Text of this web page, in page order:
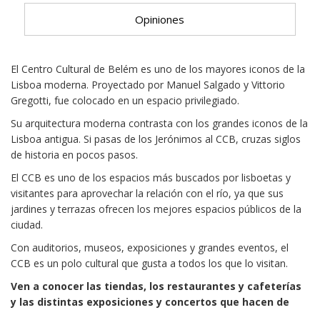
Opiniones
El Centro Cultural de Belém es uno de los mayores iconos de la
Lisboa moderna. Proyectado por Manuel Salgado y Vittorio
Gregotti, fue colocado en un espacio privilegiado.
Su arquitectura moderna contrasta con los grandes iconos de la
Lisboa antigua. Si pasas de los Jerónimos al CCB, cruzas siglos
de historia en pocos pasos.
El CCB es uno de los espacios más buscados por lisboetas y
visitantes para aprovechar la relación con el río, ya que sus
jardines y terrazas ofrecen los mejores espacios públicos de la
ciudad.
Con auditorios, museos, exposiciones y grandes eventos, el
CCB es un polo cultural que gusta a todos los que lo visitan.
Ven a conocer las tiendas, los restaurantes y cafeterías
y las distintas exposiciones y concertos que hacen de